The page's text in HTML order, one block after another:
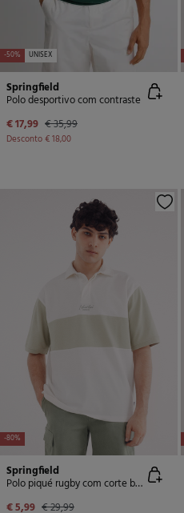
-50% UNISEX
Springfield
Polo desportivo com contraste
€ 17,99 € 35,99
Desconto€ 18,00
-80%
Springfield
Polo piqué rugby com corte boxy
€ 5,99 € 29,99